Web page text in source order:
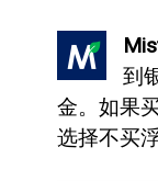
到
金。如果
选择不买